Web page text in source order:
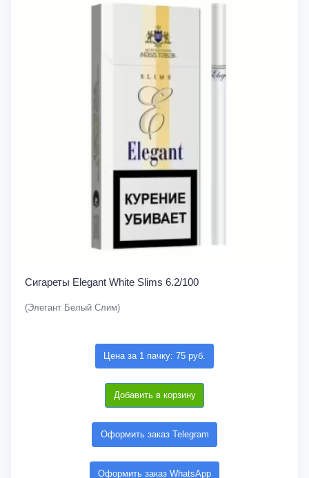
Сигареты Elegant White Slims 6.2/100
(Элегант Белый Слим)
Цена за 1 пачку: 75 руб.
Добавить в корзину
Оформить заказ Telegram
Оформить заказ WhatsApp